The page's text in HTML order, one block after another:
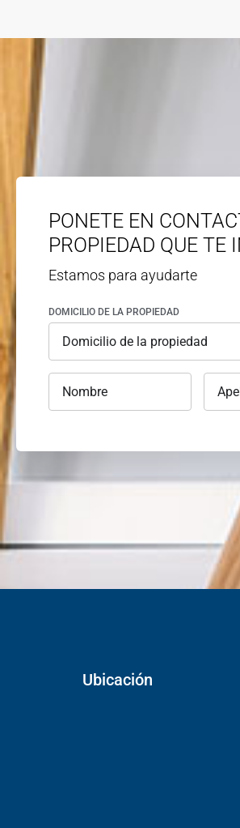
PONETE EN
PROPIEDAD QUE TE
Estamos para ayudarte
DOMICILIO DE LA PROPIEDAD
Ubicación